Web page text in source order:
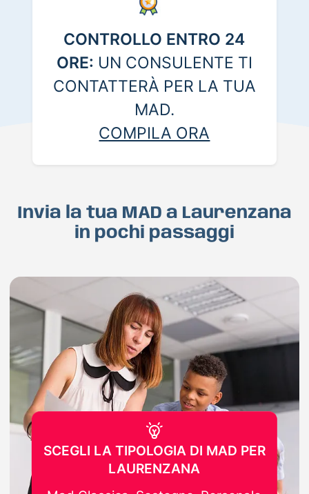
CONTROLLO ENTRO 24
ORE: UN CONSULENTE TI
CONTATTERÀ PER LA TUA
MAD.
COMPILA ORA
Invia la tua MAD a Laurenzana
in pochi passaggi
SCEGLI LA TIPOLOGIA DI MAD PER
LAURENZANA